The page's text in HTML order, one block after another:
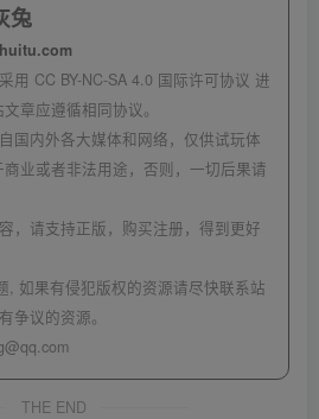
兔
用 CC BY-NC-SA 4.0 国际许可协议 进
章应遵循相同协议。
国内外各大媒体和网络，仅供试玩体
业或者非法用途，否则，一切后果请
，请支持正版，购买注册，得到更好
, 如果有侵犯版权的资源请尽快联系站
争议的资源。
THE END